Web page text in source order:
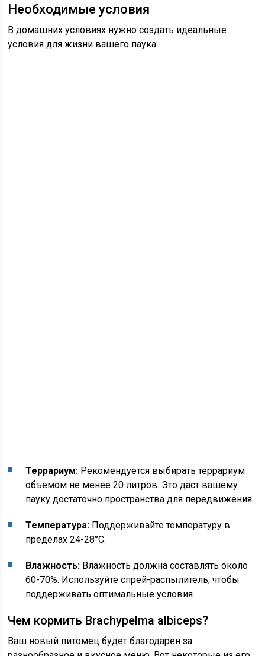
Необходимые условия
В домашних условиях нужно создать идеальные
условия для жизни вашего паука:
Террариум: Рекомендуется выбирать террариум
объемом не менее 20 литров. Это даст вашему
пауку достаточно пространства для передвижения.
Температура: Поддерживайте температуру в
пределах 24-28°C.
Влажность: Влажность должна составлять около
60-70%. Используйте спрей-распылитель, чтобы
поддерживать оптимальные условия.
Чем кормить Brachypelma albiceps?
Ваш новый питомец будет благодарен за